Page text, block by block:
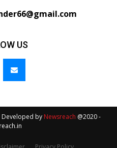
US
Developed by Newsreach @2020 -